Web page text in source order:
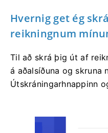
Hvernig get ég
reikningnum
Til að skrá þig út af
á aðalsíðuna og skruna
Útskráningarhnappinn